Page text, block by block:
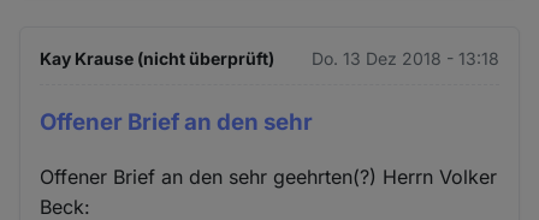
Kay Krause (nicht überprüft) Do. 13 Dez 2018 - 13:18
Offener Brief an den sehr
Offener Brief an den sehr geehrten(?) Herrn Volker
Beck: